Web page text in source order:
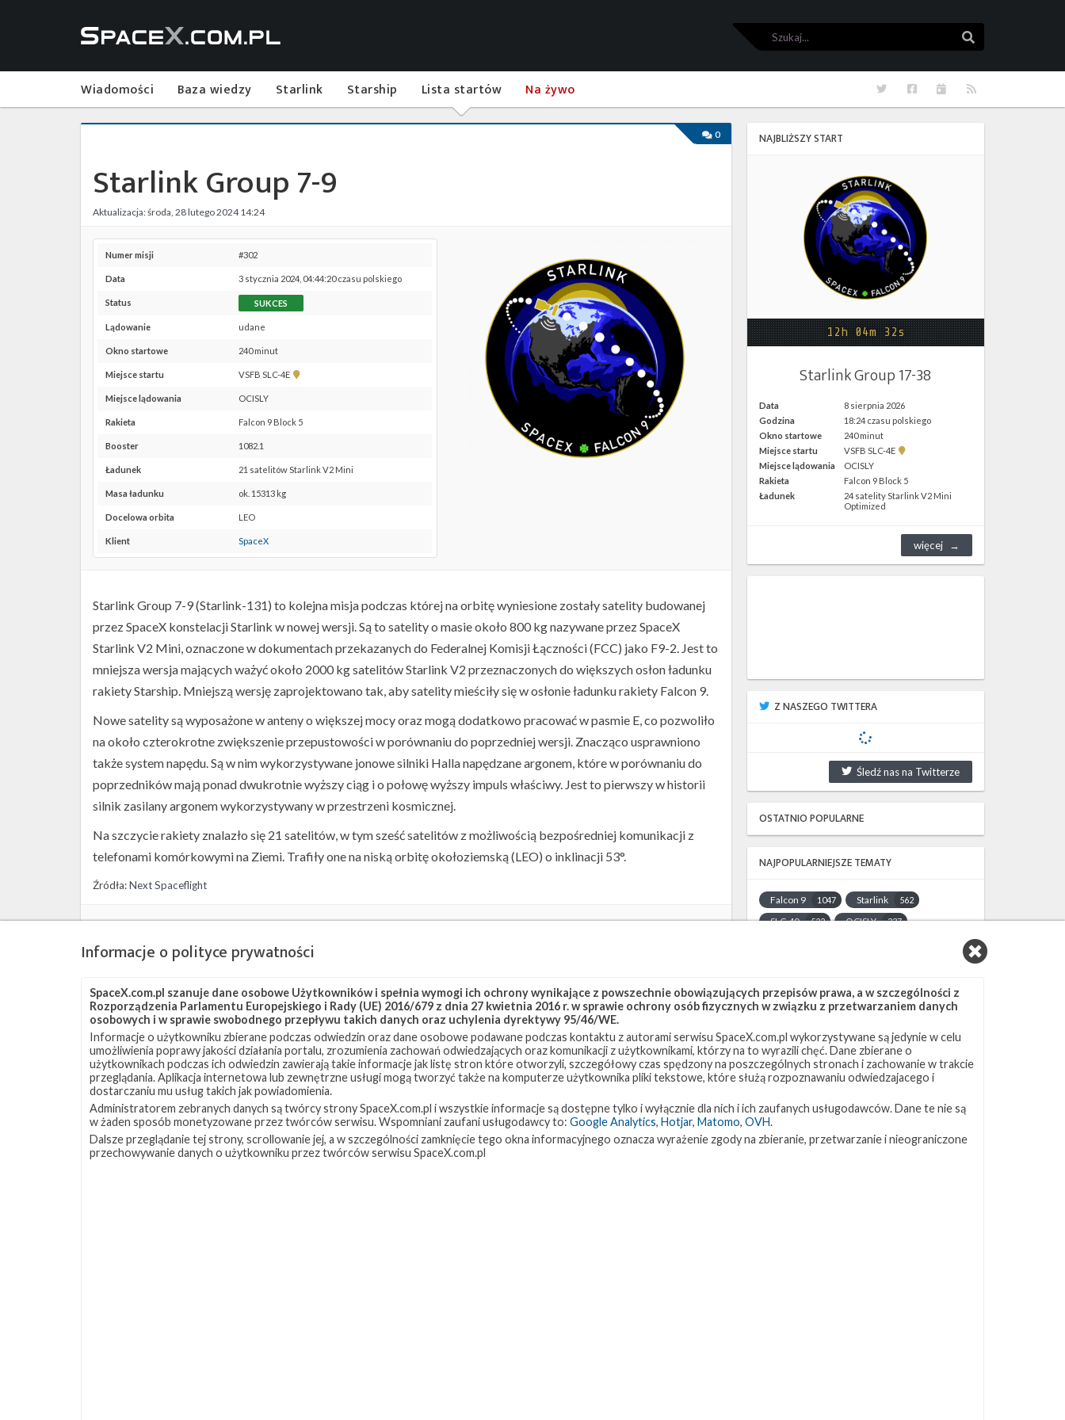
Szukaj
Wiadomości Baza wiedzy Starlink Starship Lista startów Na żywo RSS
Kalendarze
Facebook
Twitter
0
Starlink Group 7-9
Aktualizacja: środa, 28 lutego 2024 14:24
Numer misji #302
Data 3 stycznia 2024, 04:44:20 czasu polskiego
Status SUKCES
Lądowanie udane
Okno startowe 240 minut
Miejsce startu VSFB SLC-4E
Pokaż
SLC-
Maps
Miejsce lądowania OCISLY
Rakieta Falcon 9 Block 5
Booster 1082.1
Ładunek 21 satelitów Starlink V2 Mini
Masa ładunku ok. 15313 kg
Docelowa orbita LEO
Klient SpaceX
Starlink Group 7-9 (Starlink-131) to kolejna misja podczas której na orbitę wyniesione zostały satelity budowanej
przez SpaceX konstelacji Starlink w nowej wersji. Są to satelity o masie około 800 kg nazywane przez SpaceX
Starlink V2 Mini, oznaczone w dokumentach przekazanych do Federalnej Komisji Łączności (FCC) jako F9-2. Jest to
mniejsza wersja mających ważyć około 2000 kg satelitów Starlink V2 przeznaczonych do większych osłon ładunku
rakiety Starship. Mniejszą wersję zaprojektowano tak, aby satelity mieściły się w osłonie ładunku rakiety Falcon 9.
Nowe satelity są wyposażone w anteny o większej mocy oraz mogą dodatkowo pracować w pasmie E, co pozwoliło
na około czterokrotne zwiększenie przepustowości w porównaniu do poprzedniej wersji. Znacząco usprawniono
także system napędu. Są w nim wykorzystywane jonowe silniki Halla napędzane argonem, które w porównaniu do
poprzedników mają ponad dwukrotnie wyższy ciąg i o połowę wyższy impuls właściwy. Jest to pierwszy w historii
silnik zasilany argonem wykorzystywany w przestrzeni kosmicznej.
Na szczycie rakiety znalazło się 21 satelitów, w tym sześć satelitów z możliwością bezpośredniej komunikacji z
telefonami komórkowymi na Ziemi. Trafiły one na niską orbitę okołoziemską (LEO) o inklinacji 53°.
Źródła:Next Spaceflight
Falcon 9 OCISLY SLC-4E Starlink
NAJBLIŻSZY START
12h 04m 32s
Starlink Group 17-38
Data
8 sierpnia 2026
Godzina
18:24 czasu polskiego
Okno startowe
240 minut
Miejsce startu
VSFB SLC-4E
Pokaż
SLC-
4E w
Google
Miejsce lądowania
OCISLY
Rakieta
Falcon 9 Block 5
Ładunek
24 satelity Starlink V2 Mini
Optimized
więcej
Z NASZEGO TWITTERA
Śledź nas na Twitterze
OSTATNIO POPULARNE
NAJPOPULARNIEJSZE TEMATY
Falcon 9 1047 Starlink 562
SLC-40 522 OCISLY 337
Dragon 2 145 Osłony ładunku 125
Loty załogowe 95 ISS 93
Kosmogadka
Informacje o polityce prywatności
SpaceX.com.pl szanuje dane osobowe Użytkowników i spełnia wymogi ich ochrony wynikające z powszechnie obowiązujących przepisów prawa, a w szczególności z
Rozporządzenia Parlamentu Europejskiego i Rady (UE) 2016/679 z dnia 27 kwietnia 2016 r. w sprawie ochrony osób fizycznych w związku z przetwarzaniem danych
osobowych i w sprawie swobodnego przepływu takich danych oraz uchylenia dyrektywy 95/46/WE.
Informacje o użytkowniku zbierane podczas odwiedzin oraz dane osobowe podawane podczas kontaktu z autorami serwisu SpaceX.com.pl wykorzystywane są jedynie w celu
umożliwienia poprawy jakości działania portalu, zrozumienia zachowań odwiedzających oraz komunikacji z użytkownikami, którzy na to wyrazili chęć. Dane zbierane o
użytkownikach podczas ich odwiedzin zawierają takie informacje jak listę stron które otworzyli, szczegółowy czas spędzony na poszczególnych stronach i zachowanie w trakcie
przeglądania. Aplikacja internetowa lub zewnętrzne usługi mogą tworzyć także na komputerze użytkownika pliki tekstowe, które służą rozpoznawaniu odwiedzajacego i
dostarczaniu mu usług takich jak powiadomienia.
Administratorem zebranych danych są twórcy strony SpaceX.com.pl i wszystkie informacje są dostępne tylko i wyłącznie dla nich i ich zaufanych usługodawców. Dane te nie są
w żaden sposób monetyzowane przez twórców serwisu. Wspomniani zaufani usługodawcy to: Google Analytics, Hotjar, Matomo, OVH.
Dalsze przeglądanie tej strony, scrollowanie jej, a w szczególności zamknięcie tego okna informacyjnego oznacza wyrażenie zgody na zbieranie, przetwarzanie i nieograniczone
przechowywanie danych o użytkowniku przez twórców serwisu SpaceX.com.pl